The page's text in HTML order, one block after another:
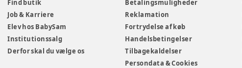
Find butik
Job & Karriere
Elev hos BabySam
Institutionssalg
Derfor skal du vælge os
Betalingsmuligheder
Reklamation
Fortrydelse af køb
Handelsbetingelser
Tilbagekaldelser
Persondata & Cookies